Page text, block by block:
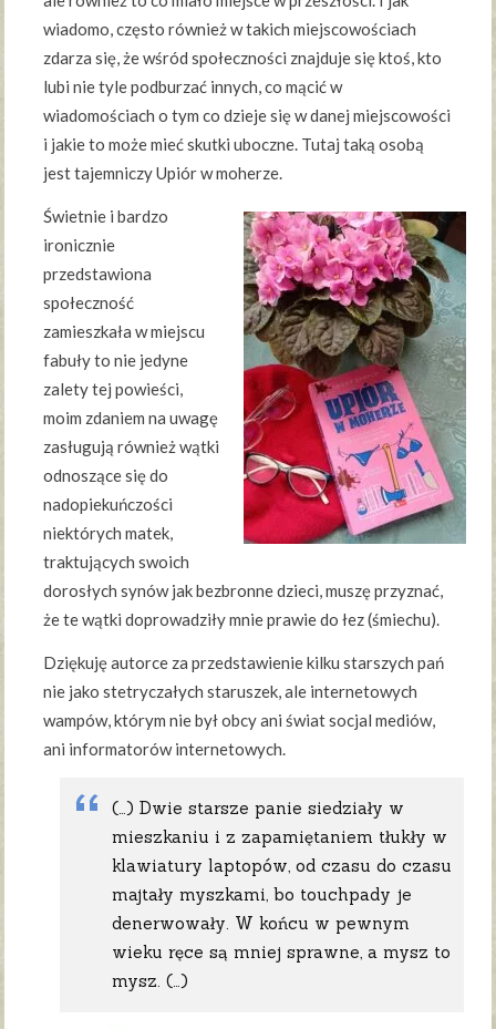
wiadomo, często również w takich miejscowościach
zdarza się, że wśród społeczności znajduje się ktoś, kto
lubi nie tyle podburzać innych, co mącić w
wiadomościach o tym co dzieje się w danej miejscowości
i jakie to może mieć skutki uboczne. Tutaj taką osobą
jest tajemniczy Upiór w moherze.
Świetnie i bardzo
ironicznie
przedstawiona
społeczność
zamieszkała w miejscu
fabuły to nie jedyne
zalety tej powieści,
moim zdaniem na uwagę
zasługują również wątki
odnoszące się do
nadopiekuńczości
niektórych matek,
traktujących swoich
dorosłych synów jak bezbronne dzieci, muszę przyznać,
że te wątki doprowadziły mnie prawie do łez (śmiechu).
Dziękuję autorce za przedstawienie kilku starszych pań
nie jako stetryczałych staruszek, ale internetowych
wampów, którym nie był obcy ani świat socjal mediów,
ani informatorów internetowych.
(…) Dwie starsze panie siedziały w
mieszkaniu i z zapamiętaniem tłukły w
klawiatury laptopów, od czasu do czasu
majtały myszkami, bo touchpady je
denerwowały. W końcu w pewnym
wieku ręce są mniej sprawne, a mysz to
mysz. (…)